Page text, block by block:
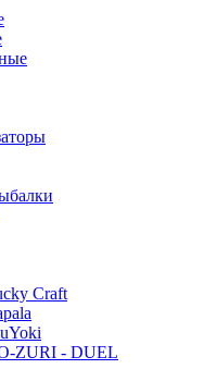
Craft
ZURI - DUEL